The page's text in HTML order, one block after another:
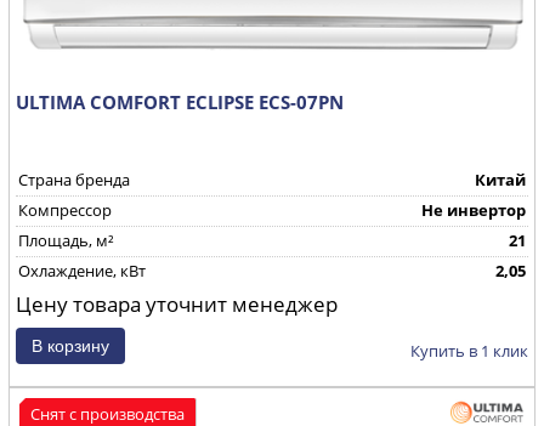
ULTIMA COMFORT ECLIPSE ECS-07PN
Страна бренда
Китай
Компрессор
Не инвертор
Площадь, м²
21
Охлаждение, кВт
2,05
Цену товара уточнит менеджер
Купить в 1 клик
Снят с производства